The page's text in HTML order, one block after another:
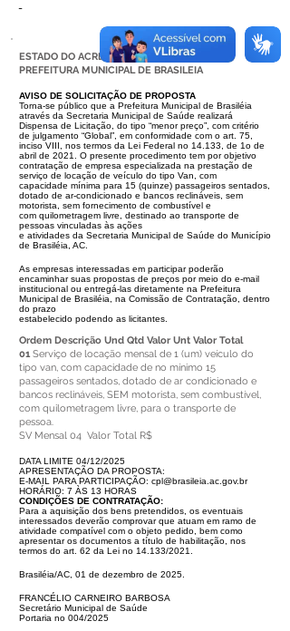
-
ESTADO DO ACRE
PREFEITURA MUNICIPAL DE BRASILEIA
AVISO DE SOLICITAÇÃO DE PROPOSTA
Torna-se público que a Prefeitura Municipal de Brasiléia
através da Secretaria Municipal de Saúde realizará
Dispensa de Licitação, do tipo “menor preço”, com critério
de julgamento “Global”, em conformidade com o art. 75,
inciso VIII, nos termos da Lei Federal no 14.133, de 1o de
abril de 2021. O presente procedimento tem por objetivo
contratação de empresa especializada na prestação de
serviço de locação de veículo do tipo Van, com
capacidade mínima para 15 (quinze) passageiros sentados,
dotado de ar-condicionado e bancos reclináveis, sem
motorista, sem fornecimento de combustível e
com quilometragem livre, destinado ao transporte de
pessoas vinculadas às ações
e atividades da Secretaria Municipal de Saúde do Município
de Brasiléia, AC.
As empresas interessadas em participar poderão
encaminhar suas propostas de preços por meio do e-mail
institucional ou entregá-las diretamente na Prefeitura
Municipal de Brasiléia, na Comissão de Contratação, dentro
do prazo
estabelecido podendo as licitantes.
Ordem Descrição Und Qtd Valor Unt Valor Total
01Serviço de locação mensal de 1 (um) veículo do
tipo van, com capacidade de no mínimo 15
passageiros sentados, dotado de ar condicionado e
bancos reclináveis, SEM motorista, sem combustível,
com quilometragem livre, para o transporte de
pessoa.
SV Mensal 04 Valor Total R$
DATA LIMITE 04/12/2025
APRESENTAÇÃO DA PROPOSTA:
E-MAIL PARA PARTICIPAÇÃO: cpl@brasileia.ac.gov.br
HORÁRIO: 7 ÀS 13 HORAS
CONDIÇÕES DE CONTRATAÇÃO:
Para a aquisição dos bens pretendidos, os eventuais
interessados deverão comprovar que atuam em ramo de
atividade compatível com o objeto pedido, bem como
apresentar os documentos a título de habilitação, nos
termos do art. 62 da Lei no 14.133/2021.
Brasiléia/AC, 01 de dezembro de 2025.
FRANCÉLIO CARNEIRO BARBOSA
Secretário Municipal de Saúde
Portaria no 004/2025